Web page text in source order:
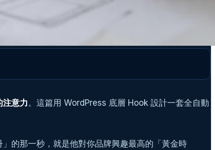
注意力。這篇用 WordPress 底層 Hook 設計一套全自動
的那一秒，就是他對你品牌興趣最高的「黃金時